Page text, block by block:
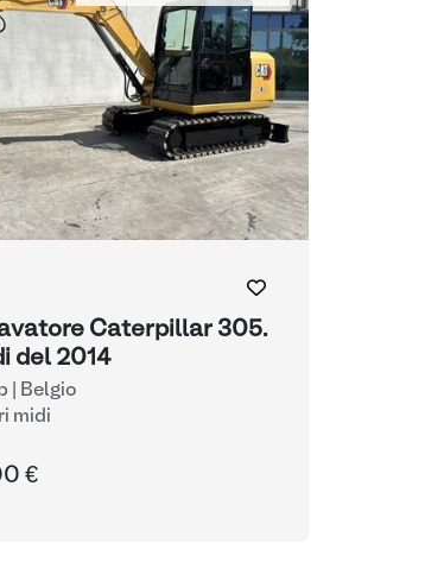
Caterpillar 305.
del 2014
| Belgio
midi
€